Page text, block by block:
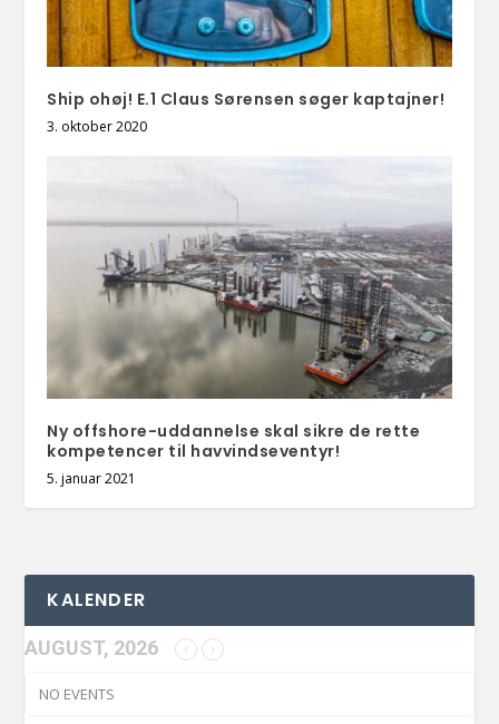
Ship ohøj! E.1 Claus Sørensen søger kaptajner!
3. oktober 2020
Ny offshore-uddannelse skal sikre de rette
kompetencer til havvindseventyr!
5. januar 2021
KALENDER
AUGUST, 2026
NO EVENTS